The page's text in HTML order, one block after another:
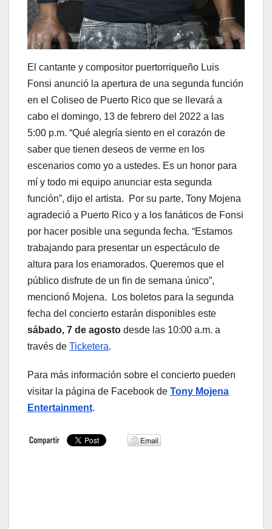
El cantante y compositor puertorriqueño Luis
Fonsi anunció la apertura de una segunda función
en el Coliseo de Puerto Rico que se llevará a
cabo el domingo, 13 de febrero del 2022 a las
5:00 p.m. “Qué alegría siento en el corazón de
saber que tienen deseos de verme en los
escenarios como yo a ustedes. Es un honor para
mí y todo mi equipo anunciar esta segunda
función”, dijo el artista. Por su parte, Tony Mojena
agradeció a Puerto Rico y a los fanáticos de Fonsi
por hacer posible una segunda fecha. “Estamos
trabajando para presentar un espectáculo de
altura para los enamorados. Queremos que el
público disfrute de un fin de semana único”,
mencionó Mojena. Los boletos para la segunda
fecha del concierto estarán disponibles este
sábado, 7 de agosto desde las 10:00 a.m. a
través de Ticketera.
Para más información sobre el concierto pueden
visitar la página de Facebook de Tony Mojena
Entertainment.